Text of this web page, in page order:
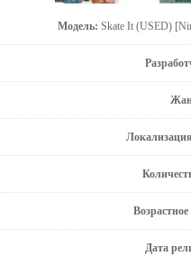
Модель: Skate It (USED)
Дата